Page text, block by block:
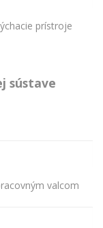
prístroje
sústave
valcom